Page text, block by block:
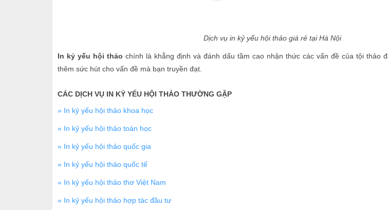
Dịch vụ in kỷ yếu hội thảo giá rẻ tại Hà Nội
In kỷ yếu hội thảo chính là khẳng định và đánh dấu tầm cao nhận thức các vấn đề của tội thảo
thêm sức hút cho vấn đề mà bạn truyền đạt.
CÁC DỊCH VỤ IN KỶ YẾU HỘI THẢO THƯỜNG GẶP
» In kỷ yếu hội thảo khoa học
» In kỷ yếu hội thảo toán học
» In kỷ yếu hội thảo quốc gia
» In kỷ yếu hội thảo quốc tế
» In kỷ yếu hội thảo thơ Việt Nam
» In kỷ yếu hội thảo hợp tác đầu tư